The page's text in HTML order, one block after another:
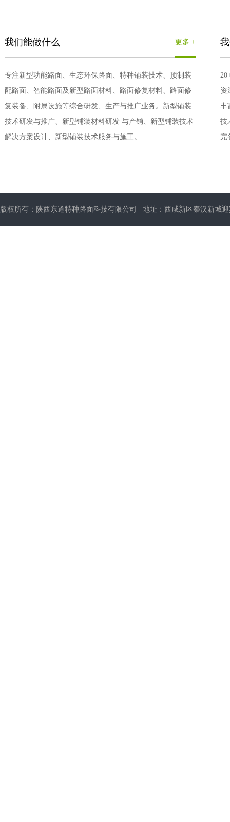
更多 +
我们能做什么
专注新型功能路面、生态环保路面、特种铺装技术、预制装
配路面、智能路面及新型路面材料、路面修复材料、路面修
复装备、附属设施等综合研发、生产与推广业务。新型铺装
技术研发与推广、新型铺装材料研发 与产销、新型铺装技术
解决方案设计、新型铺装技术服务与施工。
资
丰
技
完
版权所有：陕西东道特种路面科技有限公司 地址：西咸新区秦汉新城